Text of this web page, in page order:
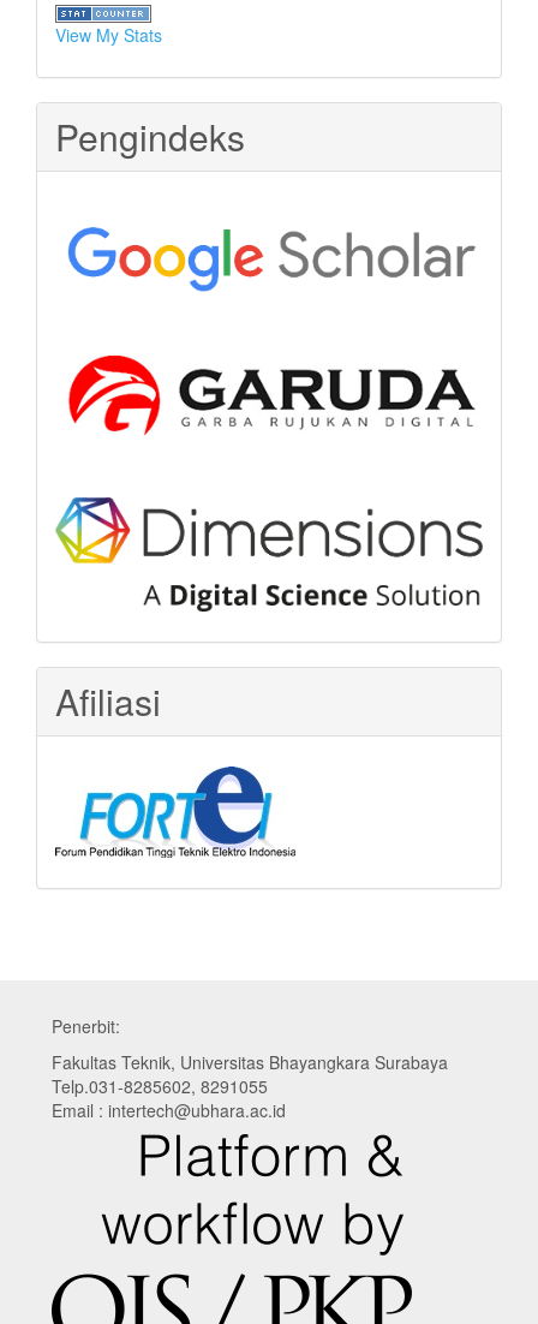
View My Stats
Pengindeks
Afiliasi
Penerbit:
Fakultas Teknik, Universitas Bhayangkara Surabaya
Telp.031-8285602, 8291055
Email : intertech@ubhara.ac.id